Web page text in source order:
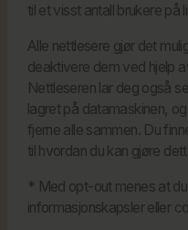
til et visst antall brukere på
Alle nettlesere gjør det
deaktivere dem ved hjelp
Nettleseren lar deg også
lagret på datamaskinen,
fjerne alle sammen. Du
til hvordan du kan gjøre
* Med opt-out menes at
informasjonskapsler eller